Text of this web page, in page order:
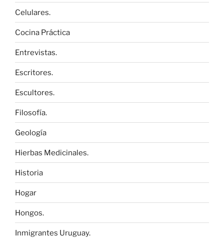
Celulares.
Cocina Práctica
Entrevistas.
Escritores.
Escultores.
Filosofía.
Geología
Hierbas Medicinales.
Historia
Hogar
Hongos.
Inmigrantes Uruguay.